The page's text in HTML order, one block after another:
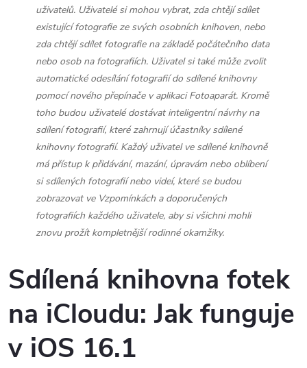
uživatelů. Uživatelé si mohou vybrat, zda chtějí sdílet
existující fotografie ze svých osobních knihoven, nebo
zda chtějí sdílet fotografie na základě počátečního data
nebo osob na fotografiích. Uživatel si také může zvolit
automatické odesílání fotografií do sdílené knihovny
pomocí nového přepínače v aplikaci Fotoaparát. Kromě
toho budou uživatelé dostávat inteligentní návrhy na
sdílení fotografií, které zahrnují účastníky sdílené
knihovny fotografií. Každý uživatel ve sdílené knihovně
má přístup k přidávání, mazání, úpravám nebo oblíbení
si sdílených fotografií nebo videí, které se budou
zobrazovat ve Vzpomínkách a doporučených
fotografiích každého uživatele, aby si všichni mohli
znovu prožít kompletnější rodinné okamžiky.
Sdílená knihovna fotek
na iCloudu: Jak funguje
v iOS 16.1